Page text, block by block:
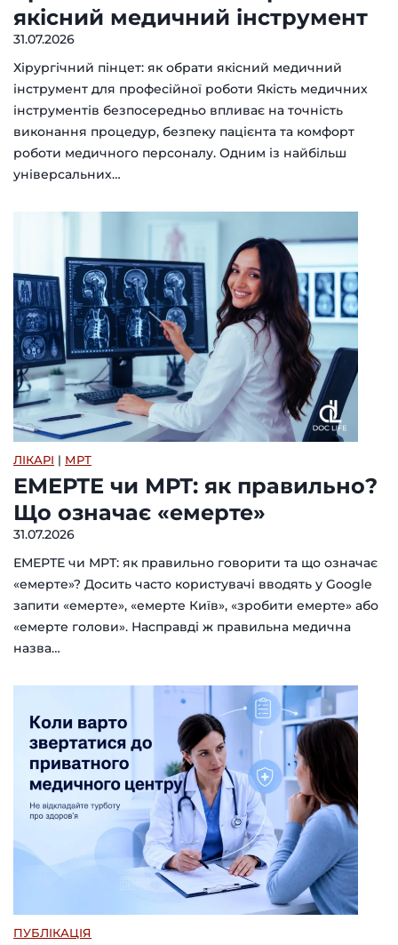
якісний медичний інструмент
31.07.2026
Хірургічний пінцет: як обрати якісний медичний
інструмент для професійної роботи Якість медичних
інструментів безпосередньо впливає на точність
виконання процедур, безпеку пацієнта та комфорт
роботи медичного персоналу. Одним із найбільш
універсальних…
ЛІКАРІ | МРТ
ЕМЕРТЕ чи МРТ: як правильно?
Що означає «емерте»
31.07.2026
ЕМЕРТЕ чи МРТ: як правильно говорити та що означає
«емерте»? Досить часто користувачі вводять у Google
запити «емерте», «емерте Київ», «зробити емерте» або
«емерте голови». Насправді ж правильна медична
назва…
ПУБЛІКАЦІЯ